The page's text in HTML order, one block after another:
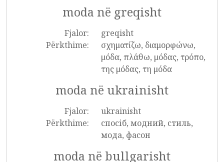
moda në greqisht
Fjalor:
greqisht
Përkthime:
σχηματίζω, διαμορφώνω,
μόδα, πλάθω, μόδας, τρόπο,
της μόδας, τη μόδα
moda në ukrainisht
Fjalor:
ukrainisht
Përkthime:
спосіб, модний, стиль,
мода, фасон
moda në bullgarisht